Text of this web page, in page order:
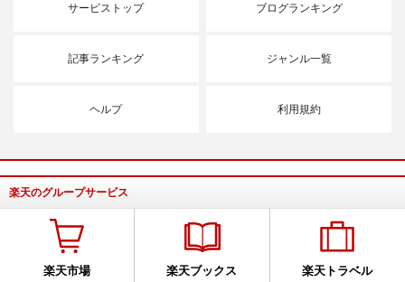
サービストップ ブログランキング
記事ランキング ジャンル一覧
ヘルプ 利用規約
楽天のグループサービス
楽天市場 楽天ブックス 楽天トラベル